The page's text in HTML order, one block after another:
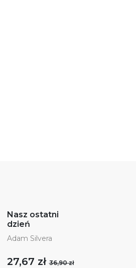
Nasz ostatni
dzień
Adam Silvera
27,67 zł36,90 zł